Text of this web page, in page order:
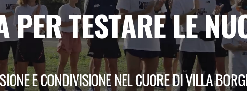
PER TESTARE LE
E CONDIVISIONE NEL CUORE DI VILLA